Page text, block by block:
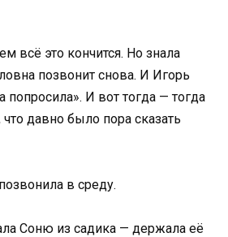
всё это кончится. Но знала
позвонит снова. И Игорь
попросила». И вот тогда — тогда
давно было пора сказать
в среду.
Соню из садика — держала её